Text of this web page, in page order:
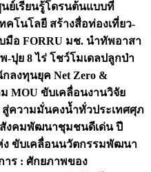
นย์เรียนรู้โดรนต้นแบบที่
คโนโลยี สร้างสื่อท่องเที่ยว-
มือ FORRU มช. นำทัพอาสา
-ปุย 8 ไร่ โชว์โมเดลปลูกป่า
ลงทุนยุค Net Zero &
MOU ขับเคลื่อนงานวิจัย
ความมั่นคงน้ำทั่วประเทศศุภ
สังคมพัฒนาชุมชนดีเด่น ปี
ง ขับเคลื่อนนวัตกรรมพัฒนา
าร : ศักยภาพของ